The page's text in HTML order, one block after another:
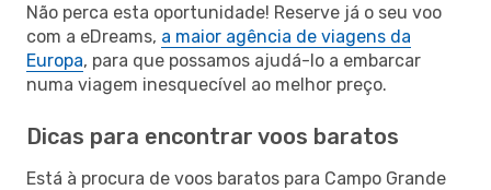
Não perca esta oportunidade! Reserve já o seu voo
com a eDreams, a maior agência de viagens da
Europa, para que possamos ajudá-lo a embarcar
numa viagem inesquecível ao melhor preço.
Dicas para encontrar voos baratos
Está à procura de voos baratos para Campo Grande